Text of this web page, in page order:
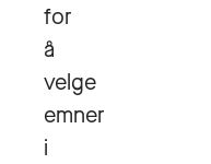
for
å
velge
emner
i